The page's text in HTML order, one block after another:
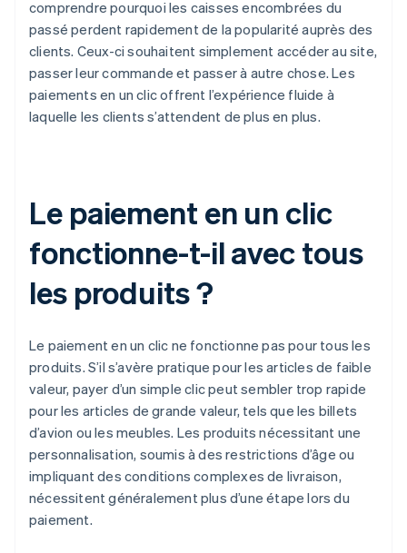
comprendre pourquoi les caisses encombrées du
passé perdent rapidement de la popularité auprès des
clients. Ceux-ci souhaitent simplement accéder au site,
passer leur commande et passer à autre chose. Les
paiements en un clic offrent l’expérience fluide à
laquelle les clients s’attendent de plus en plus.
Le paiement en un clic
fonctionne-t-il avec tous
les produits ?
Le paiement en un clic ne fonctionne pas pour tous les
produits. S’il s’avère pratique pour les articles de faible
valeur, payer d’un simple clic peut sembler trop rapide
pour les articles de grande valeur, tels que les billets
d’avion ou les meubles. Les produits nécessitant une
personnalisation, soumis à des restrictions d’âge ou
impliquant des conditions complexes de livraison,
nécessitent généralement plus d’une étape lors du
paiement.